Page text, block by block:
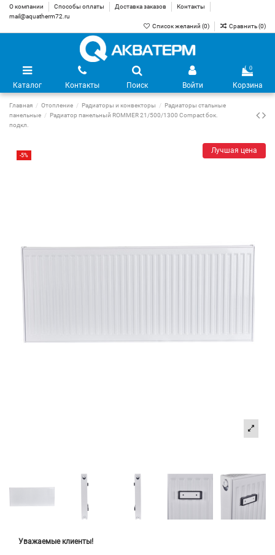
О компании Способы оплаты Доставка заказов
Контакты
mail@aquatherm72.ru
Список желаний (0) Сравнить (0)
Каталог Контакты Поиск Войти
0
Корзина
Главная Отопление Радиаторы и конвекторы
Радиаторы стальные
панельные
Радиатор панельный ROMMER 21/500/1300 Compact бок.
подкл.
-5%
Лучшая цена
Уважаемые клиенты!